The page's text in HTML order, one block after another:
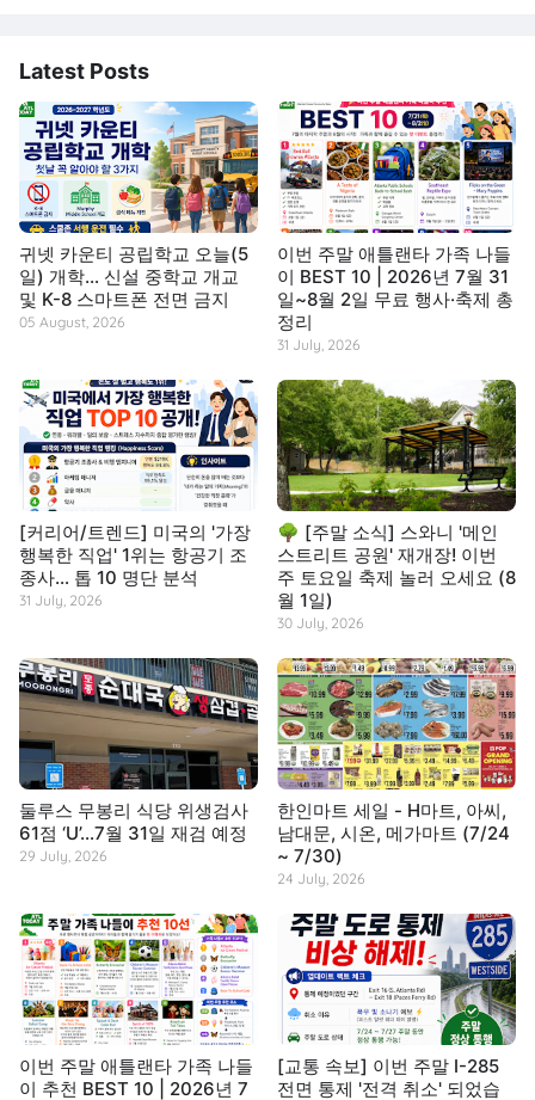
Latest Posts
귀넷 카운티 공립학교 오늘(5
일) 개학… 신설 중학교 개교
및 K-8 스마트폰 전면 금지
05 August, 2026
이번 주말 애틀랜타 가족 나들
이 BEST 10 | 2026년 7월 31
일~8월 2일 무료 행사·축제 총
정리
31 July, 2026
[커리어/트렌드] 미국의 '가장
행복한 직업' 1위는 항공기 조
종사… 톱 10 명단 분석
31 July, 2026
🌳 [주말 소식] 스와니 '메인
스트리트 공원' 재개장! 이번
주 토요일 축제 놀러 오세요 (8
월 1일)
30 July, 2026
둘루스 무봉리 식당 위생검사
61점 ‘U’…7월 31일 재검 예정
29 July, 2026
한인마트 세일 - H마트, 아씨,
남대문, 시온, 메가마트 (7/24
~ 7/30)
24 July, 2026
이번 주말 애틀랜타 가족 나들
이 추천 BEST 10 | 2026년 7
[교통 속보] 이번 주말 I-285
전면 통제 '전격 취소' 되었습